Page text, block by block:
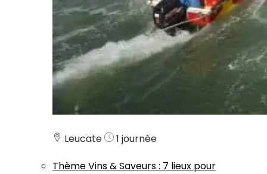
Leucate
1 journée
ThèmeVins & Saveurs: 7 lieux pour